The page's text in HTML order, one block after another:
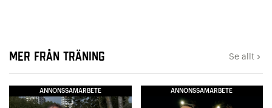
Mer från Träning Se allt keyboard_arrow_right
ANNONSSAMARBETE ANNONSSAMARBETE